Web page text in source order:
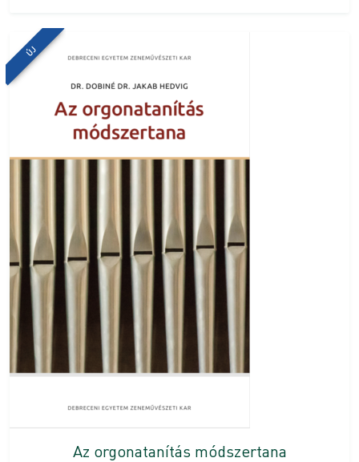
ÚJ
Az orgonatanítás módszertana